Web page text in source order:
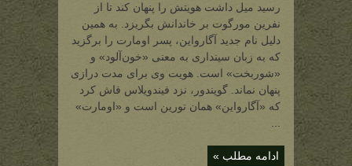
رسید میل داشت هویتش را پنهان کند تا از
نفرین مورگوت بر خاندانش بگریزد. به همین
دلیل نام جدید آگارواین، پسر اومارت را برگزید
که به زبان سینداری به معنی «خون‌آلود» و
«شوربخت» است. هویت وی برای مدت درازی
پنهان نماند. گویندور، نزد فیندویلاس فاش کرد
که «آگارواین» همان تورین است و «اومارت»
ادامه مطلب »